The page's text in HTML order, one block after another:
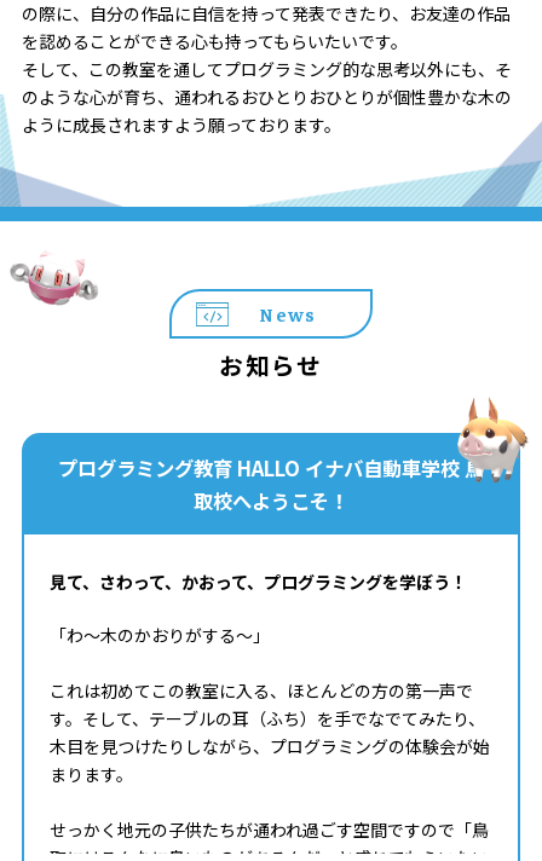
の際に、自分の作品に自信を持って発表できたり、お友達の作品
を認めることができる心も持ってもらいたいです。
そして、この教室を通してプログラミング的な思考以外にも、そ
のような心が育ち、通われるおひとりおひとりが個性豊かな木の
ように成長されますよう願っております。
News
お知らせ
プログラミング教育 HALLO イナバ自動車学校 鳥
取校へようこそ！
見て、さわって、かおって、プログラミングを学ぼう！
「わ～木のかおりがする～」
これは初めてこの教室に入る、ほとんどの方の第一声で
す。そして、テーブルの耳（ふち）を手でなでてみたり、
木目を見つけたりしながら、プログラミングの体験会が始
まります。
せっかく地元の子供たちが通われ過ごす空間ですので「鳥